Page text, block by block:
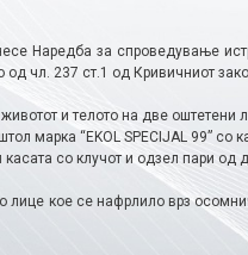
Наредба за спроведување
чл. 237 ст.1 од Кривичниот
и телото на две
марка “EKOL SPECIJAL 99”
касата со клучот и одзел пари
лице кое се нафрлило врз